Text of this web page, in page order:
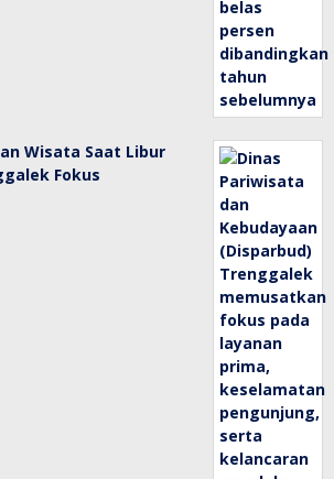
Wisata Saat Libur
Fokus